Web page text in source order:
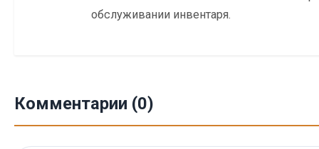
обслуживании инвентаря.
Комментарии (0)